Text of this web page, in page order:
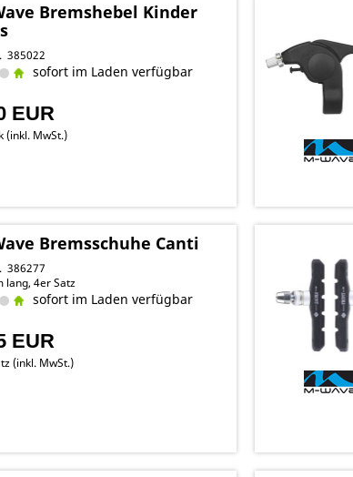
Bremshebel Kinder
385022
sofort im Laden verfügbar
EUR
(inkl. MwSt.)
Bremsschuhe Canti
386277
lang, 4er Satz
sofort im Laden verfügbar
EUR
(inkl. MwSt.)